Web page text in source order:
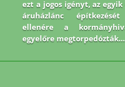
ezt a jogos igényt, az
áruházlánc
ellenére a
egyelőre megtorpedózták…